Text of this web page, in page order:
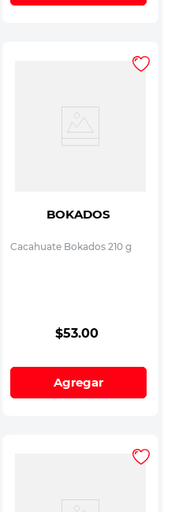
BOKADOS
Cacahuate Bokados 210 g
$53.00
Agregar